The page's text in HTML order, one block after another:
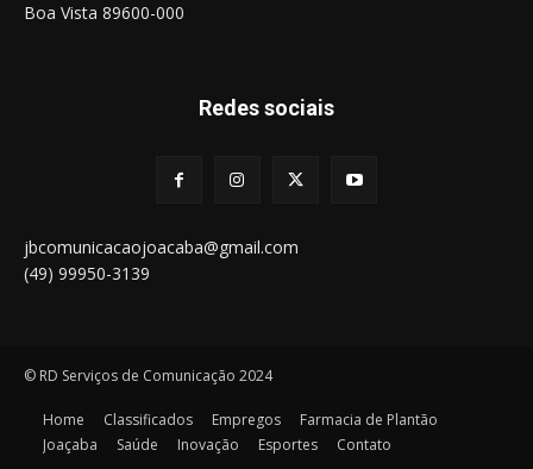
Boa Vista 89600-000
Redes sociais
jbcomunicacaojoacaba@gmail.com
(49) 99950-3139
© RD Serviços de Comunicação 2024
Home Classificados Empregos
Farmacia de Plantão
Joaçaba
Saúde Inovação Esportes Contato